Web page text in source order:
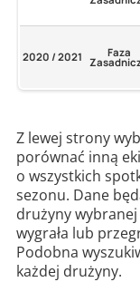
2020 / 2021 Faza
Z lewej strony
porównać inną
o wszystkich
sezonu. Dane
drużyny
wygrała lub
Podobna
każdej drużyny.